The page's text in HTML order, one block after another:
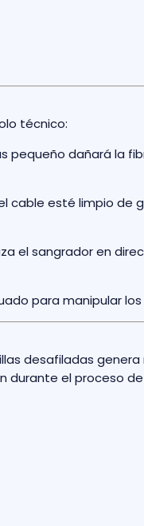
técnico:
pequeño dañará la
cable esté limpio de
el sangrador en
para manipular
desafiladas
durante el proceso de